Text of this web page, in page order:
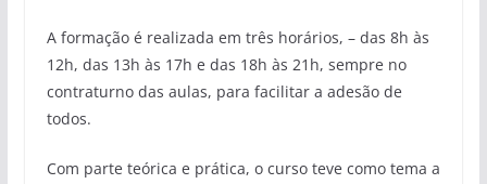
A formação é realizada em três horários, – das 8h às
12h, das 13h às 17h e das 18h às 21h, sempre no
contraturno das aulas, para facilitar a adesão de
todos.
Com parte teórica e prática, o curso teve como tema a